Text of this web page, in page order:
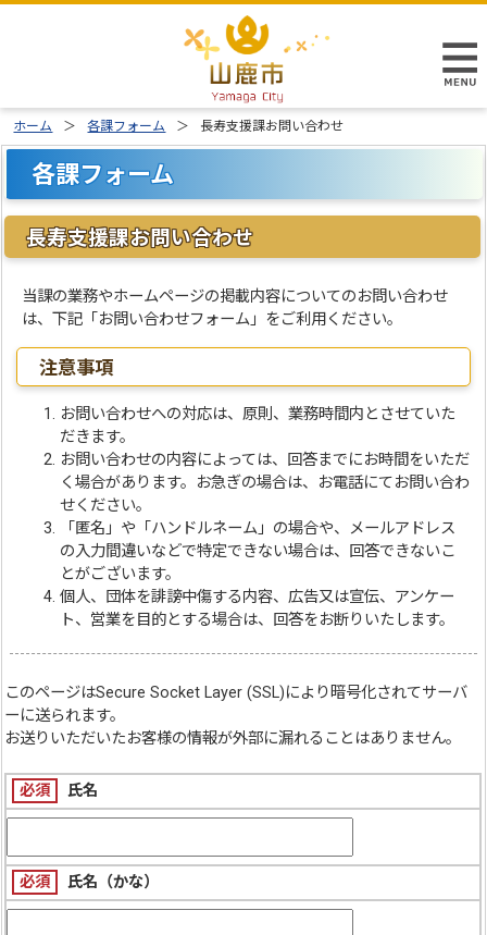
ホーム 各課フォーム 長寿支援課お問い合わせ
各課フォーム
長寿支援課お問い合わせ
当課の業務やホームページの掲載内容についてのお問い合わせ
は、下記「お問い合わせフォーム」をご利用ください。
注意事項
お問い合わせへの対応は、原則、業務時間内とさせていた
だきます。
お問い合わせの内容によっては、回答までにお時間をいただ
く場合があります。お急ぎの場合は、お電話にてお問い合わ
せください。
「匿名」や「ハンドルネーム」の場合や、メールアドレス
の入力間違いなどで特定できない場合は、回答できないこ
とがございます。
個人、団体を誹謗中傷する内容、広告又は宣伝、アンケー
ト、営業を目的とする場合は、回答をお断りいたします。
このページはSecure Socket Layer (SSL)により暗号化されてサーバ
ーに送られます。
お送りいただいたお客様の情報が外部に漏れることはありません。
必須 氏名
必須 氏名（かな）